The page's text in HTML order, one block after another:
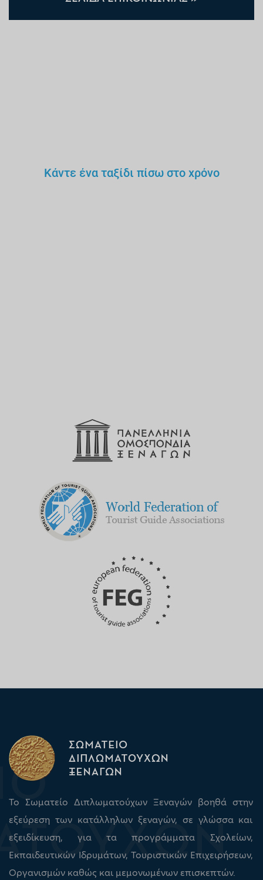
Κάντε ένα ταξίδι πίσω στο χρόνο
Το Σωματείο Διπλωματούχων Ξεναγών βοηθά στην
εξεύρεση των κατάλληλων ξεναγών, σε γλώσσα και
εξειδίκευση, για τα προγράμματα Σχολείων,
Εκπαιδευτικών Ιδρυμάτων, Τουριστικών Επιχειρήσεων,
Οργανισμών καθώς και μεμονωμένων επισκεπτών.